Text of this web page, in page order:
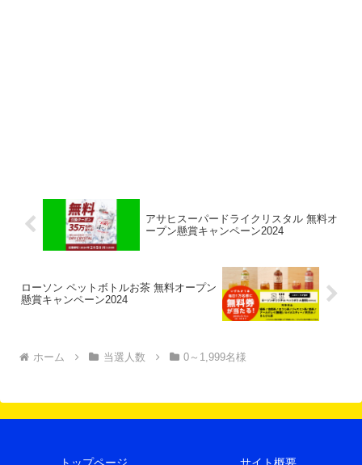
アサヒスーパードライクリスタル 無料オ
ープン懸賞キャンペーン2024
ローソン ペットボトルお茶 無料オープン
懸賞キャンペーン2024
ホーム 当選人数 0～1,999名様
トップページ サイト概要